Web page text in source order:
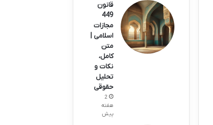
قانون
449
مجازات
اسلامی |
متن
کامل،
نکات و
تحلیل
حقوقی
2
هفته
پیش